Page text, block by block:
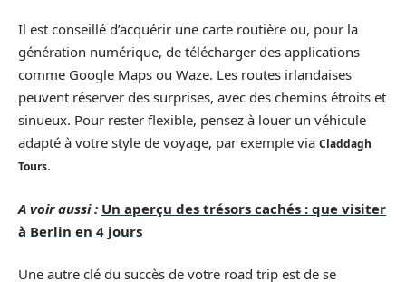
Il est conseillé d’acquérir une carte routière ou, pour la
génération numérique, de télécharger des applications
comme Google Maps ou Waze. Les routes irlandaises
peuvent réserver des surprises, avec des chemins étroits et
sinueux. Pour rester flexible, pensez à louer un véhicule
adapté à votre style de voyage, par exemple via Claddagh
Tours.
A voir aussi : Un aperçu des trésors cachés : que visiter
à Berlin en 4 jours
Une autre clé du succès de votre road trip est de se